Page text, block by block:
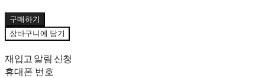
구매하기
장바구니에 담기
재입고 알림 신청
휴대폰 번호